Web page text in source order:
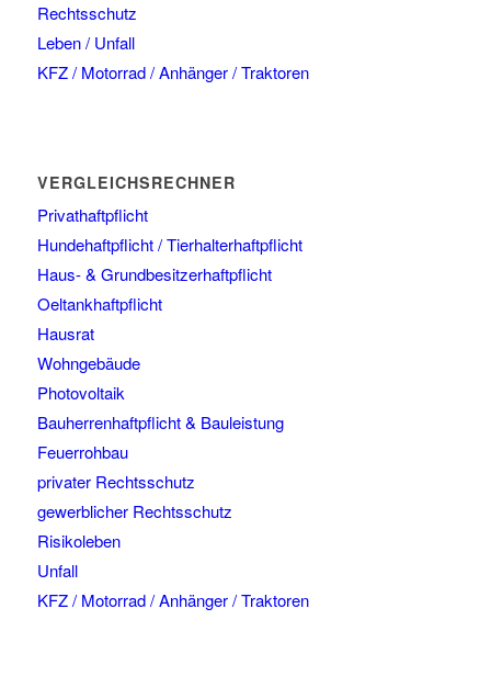
Rechtsschutz
Leben / Unfall
KFZ / Motorrad / Anhänger / Traktoren
VERGLEICHSRECHNER
Privathaftpflicht
Hundehaftpflicht / Tierhalterhaftpflicht
Haus- & Grundbesitzerhaftpflicht
Oeltankhaftpflicht
Hausrat
Wohngebäude
Photovoltaik
Bauherrenhaftpflicht & Bauleistung
Feuerrohbau
privater Rechtsschutz
gewerblicher Rechtsschutz
Risikoleben
Unfall
KFZ / Motorrad / Anhänger / Traktoren